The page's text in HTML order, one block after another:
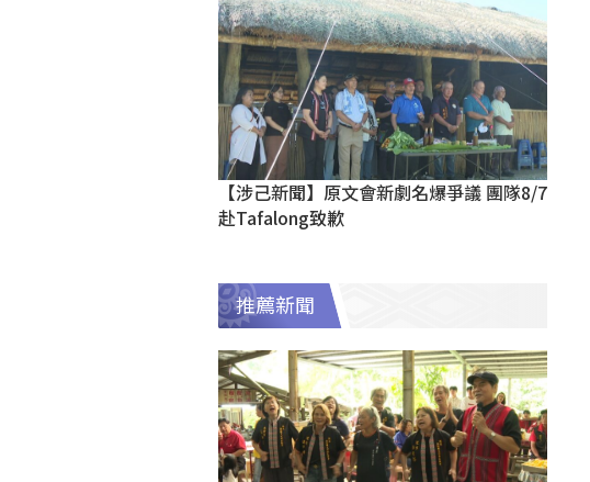
【涉己新聞】原文會新劇名爆爭議 團隊8/7
赴Tafalong致歉
推薦新聞